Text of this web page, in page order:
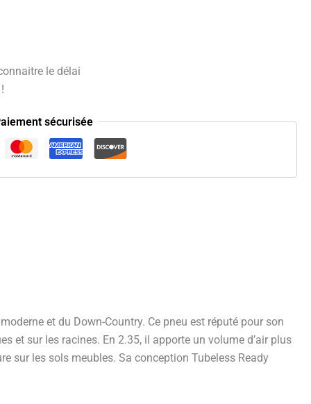
le délai
sécurisée
et du Down-Country. Ce pneu est réputé pour son
et sur les racines. En 2.35, il apporte un volume d’air plus
sur les sols meubles. Sa conception Tubeless Ready